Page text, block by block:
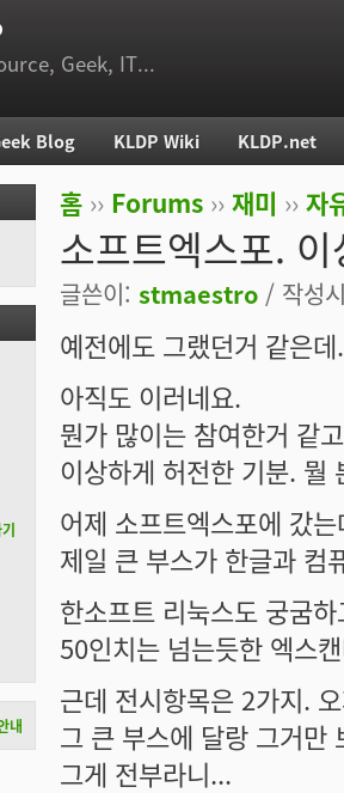
Geek, IT...
현재 위치
홈 ›› Forums ›› 재미 ›› 자
소프트엑스포.
글쓴이: stmaestro / 작성
예전에도 그랬던거 같은데.
아직도 이러네요.
뭔가 많이는 참여한거 같
이상하게 허전한 기분. 뭘
어제 소프트엑스포에 갔
제일 큰 부스가 한글과 컴
한소프트 리눅스도 궁굼
50인치는 넘는듯한 엑스
근데 전시항목은 2가지.
그 큰 부스에 달랑 그거만
그게 전부라니...
Blog KLDP Wiki KLDP.net
내